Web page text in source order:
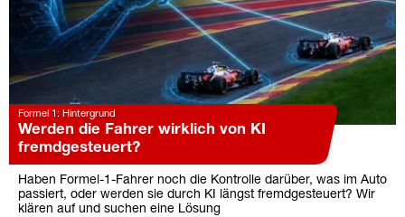
Formel 1: Hintergrund
Werden die Fahrer wirklich von KI
fremdgesteuert?
Haben Formel-1-Fahrer noch die Kontrolle darüber, was im Auto
passiert, oder werden sie durch KI längst fremdgesteuert? Wir
klären auf und suchen eine Lösung